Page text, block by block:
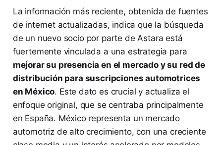
La información más reciente, obtenida de fuentes
de internet actualizadas, indica que la búsqueda
de un nuevo socio por parte de Astara está
fuertemente vinculada a una estrategia para
mejorar su presencia en el mercado y su red de
distribución para suscripciones automotrices
en México. Este dato es crucial y actualiza el
enfoque original, que se centraba principalmente
en España. México representa un mercado
automotriz de alto crecimiento, con una creciente